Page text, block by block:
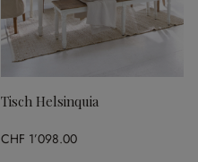
Tisch Helsinquia
CHF 1’098.00